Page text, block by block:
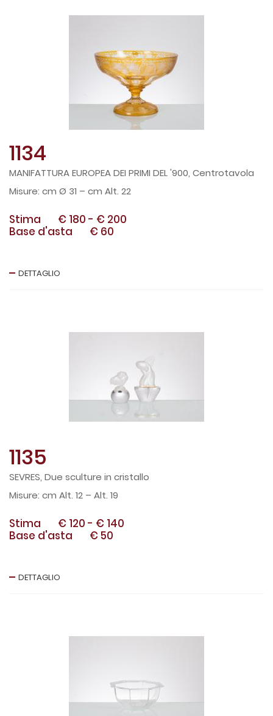
1134
MANIFATTURA EUROPEA DEI PRIMI DEL '900, Centrotavola
cm Ø 31 – cm Alt. 22
Stima € 180 - € 200
Base d'asta
€ 60
DETTAGLIO
1135
SEVRES, Due sculture in cristallo
cm Alt. 12 – Alt. 19
Stima € 120 - € 140
Base d'asta
€ 50
DETTAGLIO